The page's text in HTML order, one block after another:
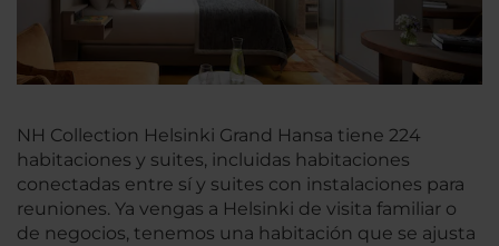
NH Collection Helsinki Grand Hansa tiene 224
habitaciones y suites, incluidas habitaciones
conectadas entre sí y suites con instalaciones para
reuniones. Ya vengas a Helsinki de visita familiar o
de negocios, tenemos una habitación que se ajusta